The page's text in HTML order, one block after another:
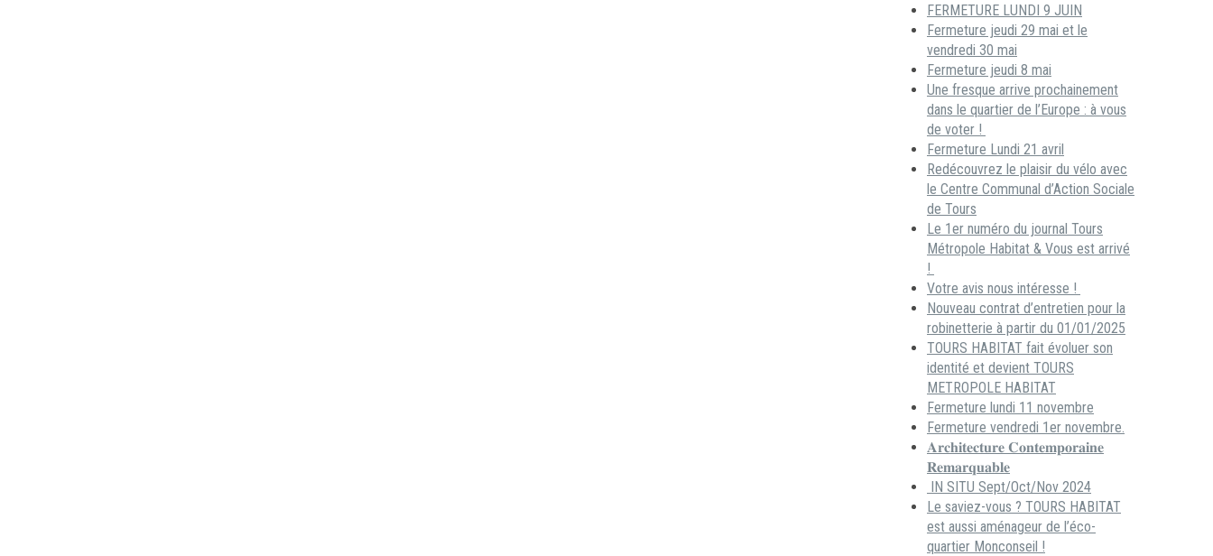
FERMETURE LUNDI 9 JUIN
Fermeture jeudi 29 mai et le
vendredi 30 mai
Fermeture jeudi 8 mai
Une fresque arrive prochainement
dans le quartier de l’Europe : à vous
de voter !
Fermeture Lundi 21 avril
Redécouvrez le plaisir du vélo avec
le Centre Communal d’Action Sociale
de Tours
Le 1er numéro du journal Tours
Métropole Habitat & Vous est arrivé
!
Votre avis nous intéresse !
Nouveau contrat d’entretien pour la
robinetterie à partir du 01/01/2025
TOURS HABITAT fait évoluer son
identité et devient TOURS
METROPOLE HABITAT
Fermeture lundi 11 novembre
Fermeture vendredi 1er novembre.
𝐀𝐫𝐜𝐡𝐢𝐭𝐞𝐜𝐭𝐮𝐫𝐞 𝐂𝐨𝐧𝐭𝐞𝐦𝐩𝐨𝐫𝐚𝐢𝐧𝐞
𝐑𝐞𝐦𝐚𝐫𝐪𝐮𝐚𝐛𝐥𝐞
IN SITU Sept/Oct/Nov 2024
Le saviez-vous ? TOURS HABITAT
est aussi aménageur de l’éco-
quartier Monconseil !